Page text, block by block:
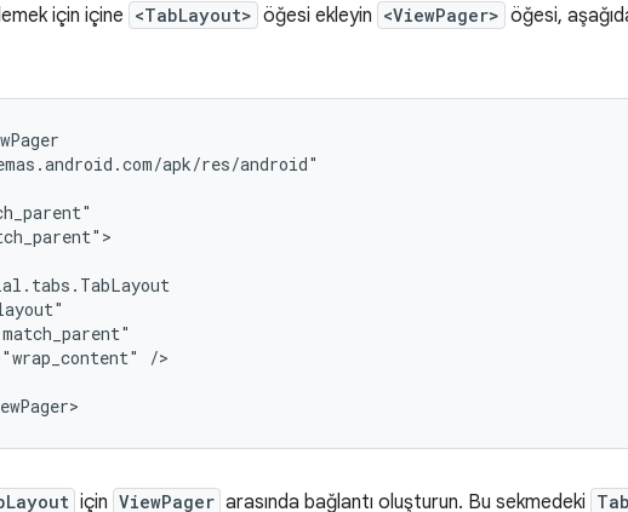
için içine <TabLayout> öğesi ekleyin <ViewPager> öğesi,
/>
için ViewPager arasında bağlantı oluşturun. Bu sekmedeki